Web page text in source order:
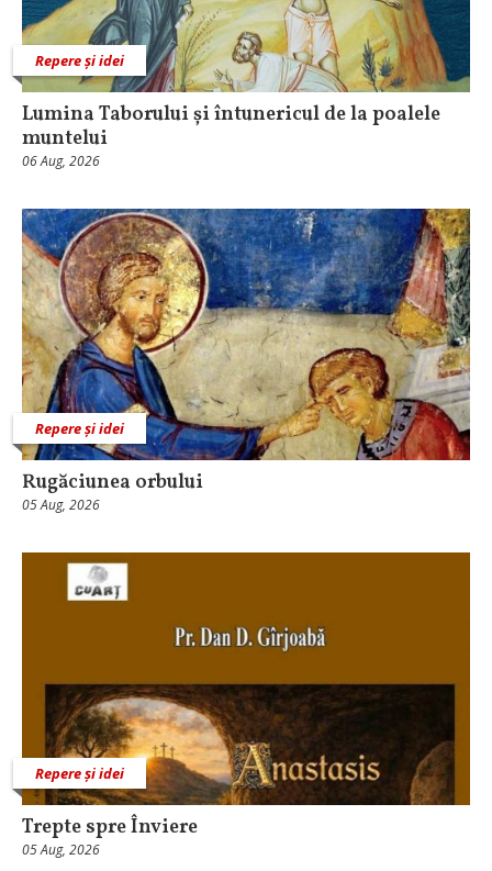
Repere și idei
Lumina Taborului și întunericul de la poalele
muntelui
06 Aug, 2026
Repere și idei
Rugăciunea orbului
05 Aug, 2026
Repere și idei
Trepte spre Înviere
05 Aug, 2026